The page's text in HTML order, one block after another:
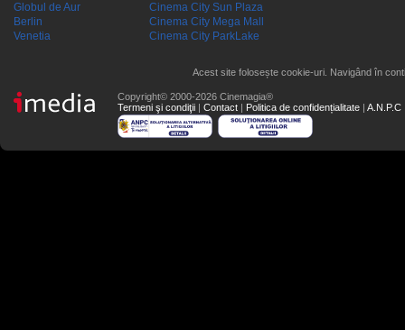
Globul de Aur
Berlin
Venetia
Cinema City Sun Plaza
Cinema City Mega Mall
Cinema City ParkLake
Acest site folosește cookie-uri. Navigând în
Copyright© 2000-2026 Cinemagia®
Termeni şi condiţii | Contact | Politica de confidențialitate | A.N.P.C